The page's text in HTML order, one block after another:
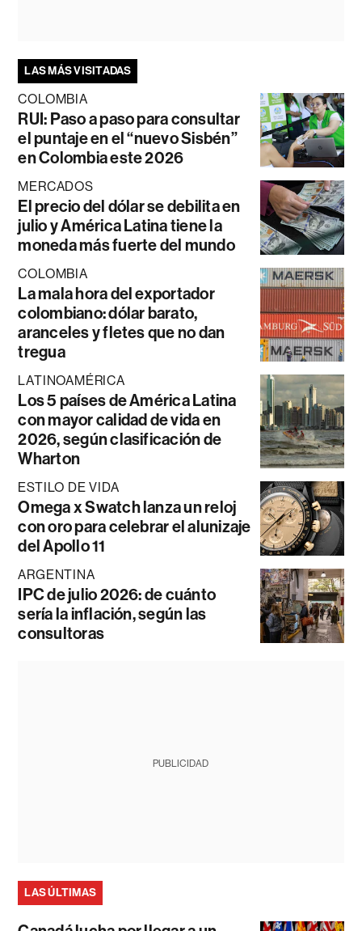
LAS MÁS VISITADAS
COLOMBIA
RUI: Paso a paso para consultar
el puntaje en el “nuevo Sisbén”
en Colombia este 2026
MERCADOS
El precio del dólar se debilita en
julio y América Latina tiene la
moneda más fuerte del mundo
COLOMBIA
La mala hora del exportador
colombiano: dólar barato,
aranceles y fletes que no dan
tregua
LATINOAMÉRICA
Los 5 países de América Latina
con mayor calidad de vida en
2026, según clasificación de
Wharton
ESTILO DE VIDA
Omega x Swatch lanza un reloj
con oro para celebrar el alunizaje
del Apollo 11
ARGENTINA
IPC de julio 2026: de cuánto
sería la inflación, según las
consultoras
PUBLICIDAD
LAS ÚLTIMAS